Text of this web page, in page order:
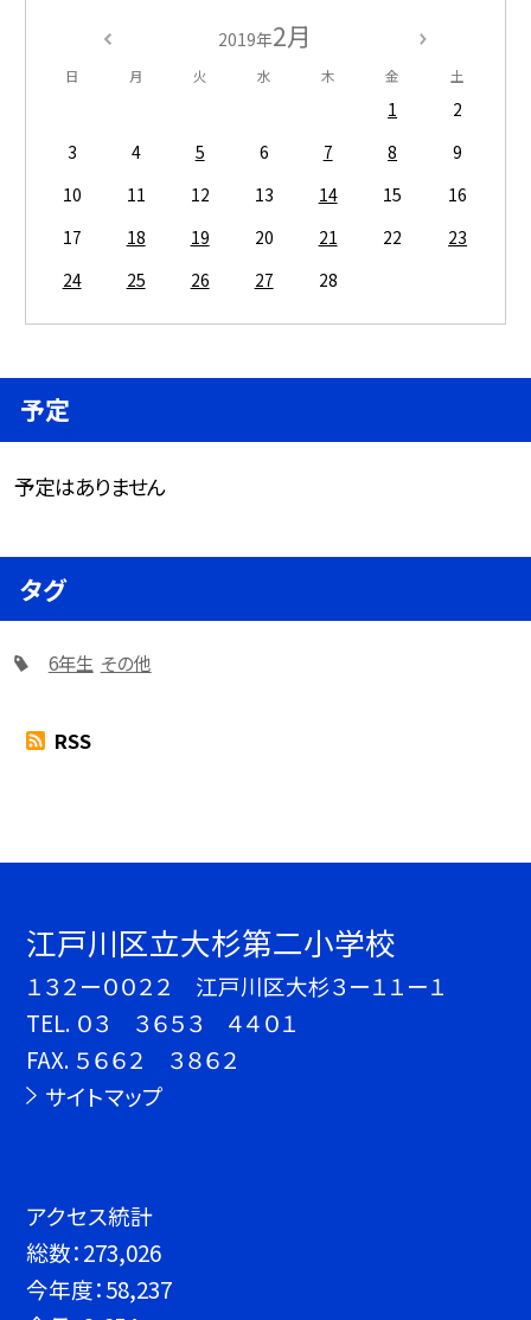
2019年2月
日 月 火 水 木 金 土
1
2
3
4 5 6 7 8
9
10
11 12 13 14 15
16
17
18 19 20 21 22
23
24
25 26 27 28
予定
予定はありません
タグ
6年生 その他
RSS
江戸川区立大杉第二小学校
１３２ー００２２ 江戸川区大杉３ー１１ー１
TEL. ０３ ３６５３ ４４０１
FAX. ５６６２ ３８６２
サイトマップ
アクセス統計
総数：273,026
今年度：58,237